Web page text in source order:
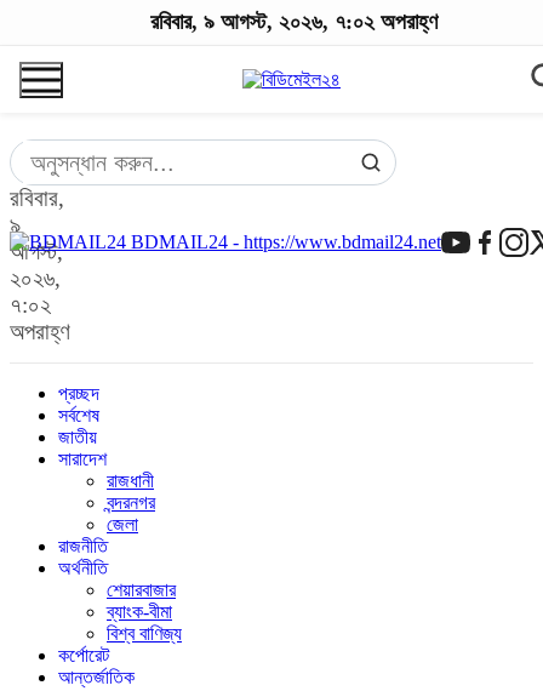
রবিবার,
৯
আগস্ট,
২০২৬,
৭:০২
অপরাহ্ণ
BDMAIL24 - https://www.bdmail24.net
প্রচ্ছদ
সর্বশেষ
জাতীয়
সারাদেশ
রাজধানী
বন্দরনগর
জেলা
রাজনীতি
অর্থনীতি
শেয়ারবাজার
ব্যাংক-বীমা
বিশ্ব বাণিজ্য
কর্পোরেট
আন্তর্জাতিক
রবিবার, ৯ আগস্ট, ২০২৬, ৭:০২ অপরাহ্ণ